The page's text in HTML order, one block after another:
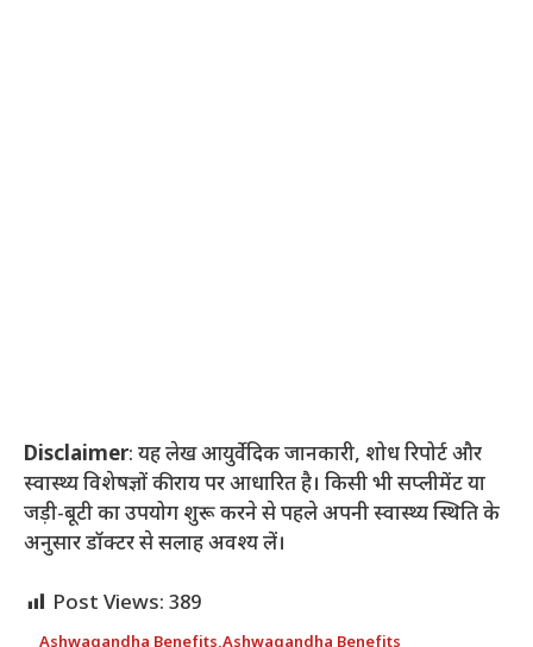
Disclaimer: यह लेख आयुर्वेदिक जानकारी, शोध रिपोर्ट और
स्वास्थ्य विशेषज्ञों की राय पर आधारित है। किसी भी सप्लीमेंट या
जड़ी-बूटी का उपयोग शुरू करने से पहले अपनी स्वास्थ्य स्थिति के
अनुसार डॉक्टर से सलाह अवश्य लें।
Post Views: 389